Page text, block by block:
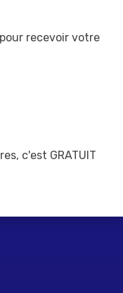
recevoir votre
c'est GRATUIT